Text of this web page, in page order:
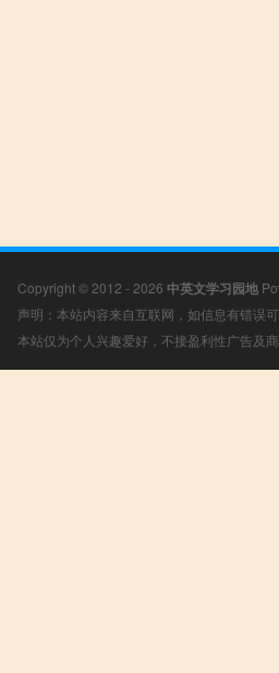
Copyright © 2012 - 2026 中英文学习园地
声明：本站内容来自互联网，如信息有错误
本站仅为个人兴趣爱好，不接盈利性广告及